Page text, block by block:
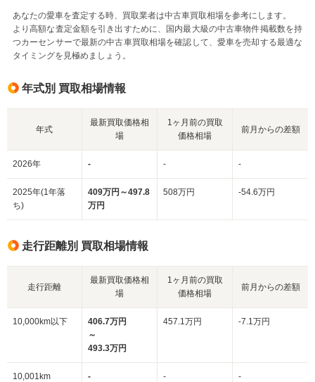
あなたの愛車を査定する時、買取業者は中古車買取相場を参考にします。
より高額な査定金額を引き出すために、国内最大級の中古車物件掲載数を持
つカーセンサーで最新の中古車買取相場を確認して、愛車を売却する最適な
タイミングを見極めましょう。
年式別 買取相場情報
年式
最新買取価格相
場
1ヶ月前の買取
価格相場
前月からの差額
2026年 - - -
2025年(1年落
ち)
409万円～497.8
万円
508万円 -54.6万円
走行距離別 買取相場情報
走行距離
最新買取価格相
場
1ヶ月前の買取
価格相場
前月からの差額
10,000km以下
406.7万円
～
493.3万円
457.1万円 -7.1万円
10,001km
- - -